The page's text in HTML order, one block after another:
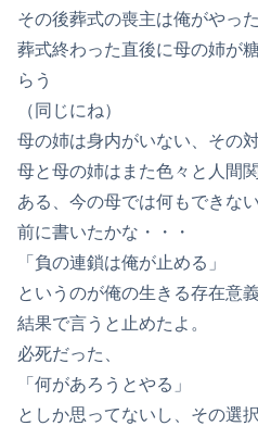
その後葬式の喪主は俺がやった
葬式終わった直後に母の姉が
らう
（同じにね）
母の姉は身内がいない、その
母と母の姉はまた色々と人間
ある、今の母では何もできな
前に書いたかな・・・
「負の連鎖は俺が止める」
というのが俺の生きる存在意
結果で言うと止めたよ。
必死だった、
「何があろうとやる」
としか思ってないし、その選